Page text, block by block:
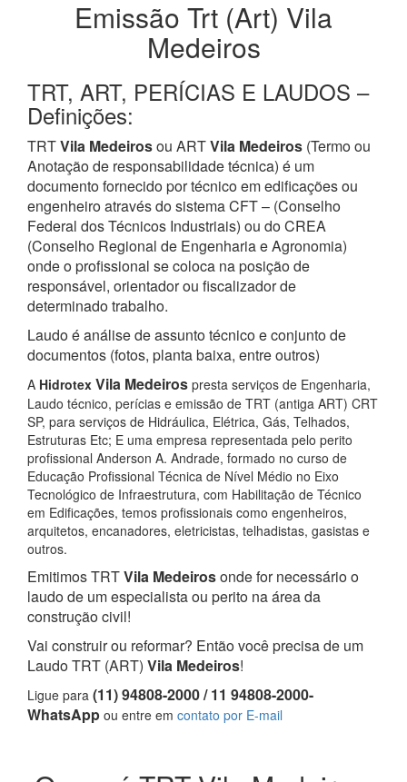
Emissão Trt (Art) Vila
Medeiros
TRT, ART, PERÍCIAS E LAUDOS –
Definições:
TRTVila Medeirosou ARTVila Medeiros (Termo ou
Anotação de responsabilidade técnica) é um
documento fornecido por técnico em edificações ou
engenheiro através do sistema CFT – (Conselho
Federal dos Técnicos Industriais) ou do CREA
(Conselho Regional de Engenharia e Agronomia)
onde o profissional se coloca na posição de
responsável, orientador ou fiscalizador de
determinado trabalho.
Laudo é análise de assunto técnico e conjunto de
documentos (fotos, planta baixa, entre outros)
A Hidrotex Vila Medeiros presta serviços de Engenharia,
Laudo técnico, perícias e emissão de TRT (antiga ART) CRT
SP, para serviços de Hidráulica, Elétrica, Gás, Telhados,
Estruturas Etc; E uma empresa representada pelo perito
profissional Anderson A. Andrade, formado no curso de
Educação Profissional Técnica de Nível Médio no Eixo
Tecnológico de Infraestrutura, com Habilitação de Técnico
em Edificações, temos profissionais como engenheiros,
arquitetos, encanadores, eletricistas, telhadistas, gasistas e
outros.
Emitimos TRTVila Medeirosonde for necessário o
laudo de um especialista ou perito na área da
construção civil!
Vai construir ou reformar? Então você precisa de um
Laudo TRT (ART) Vila Medeiros!
Ligue para (11) 94808-2000 / 11 94808-2000-
WhatsApp ou entre em contato por E-mail